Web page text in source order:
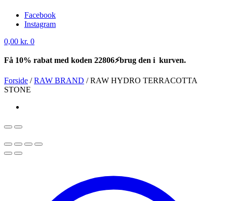
Facebook
Instagram
0,00 kr. 0
Få 10% rabat med koden 22806⚡brug den i kurven.
Forside /RAW BRAND /RAW HYDRO TERRACOTTA
STONE